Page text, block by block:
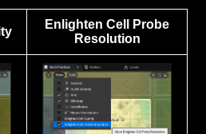
Enlighten Cell Probe
Resolution